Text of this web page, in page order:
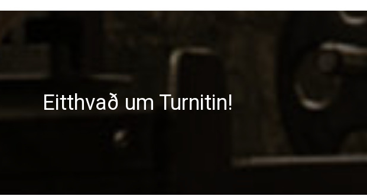
Eitthvað um Turnitin!